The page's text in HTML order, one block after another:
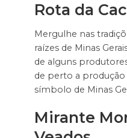
Rota da
Mergulhe nas
raízes de Minas
de alguns
de perto a produção
símbolo de Minas
Mirante